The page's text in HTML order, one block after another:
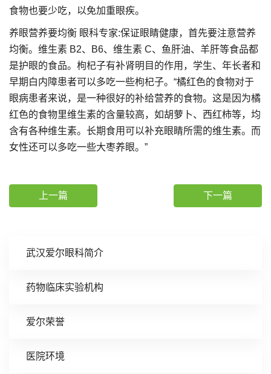
武汉爱尔眼科简介
药物临床实验机构
爱尔荣誉
医院环境
食物也要少吃，以免加重眼疾。
养眼营养要均衡 眼科专家:保证眼睛健康，首先要注意营养
均衡。维生素 B2、B6、维生素 C、鱼肝油、羊肝等食品都
是护眼的食品。枸杞子有补肾明目的作用，学生、年长者和
早期白内障患者可以多吃一些枸杞子。“橘红色的食物对于
眼病患者来说，是一种很好的补给营养的食物。这是因为橘
红色的食物里维生素的含量较高，如胡萝卜、西红柿等，均
含有各种维生素。长期食用可以补充眼睛所需的维生素。而
女性还可以多吃一些大枣养眼。”
上一篇 下一篇